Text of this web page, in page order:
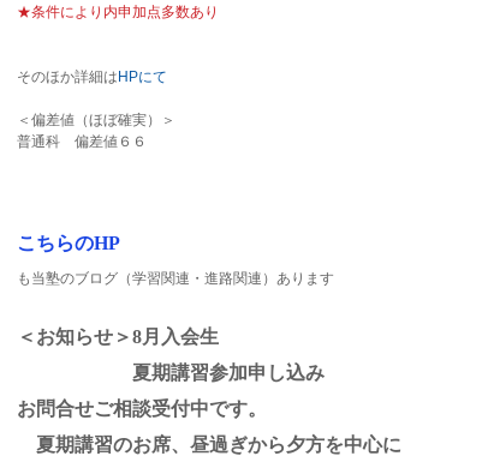
★条件により内申加点多数あり
そのほか詳細はHPにて
＜偏差値（ほぼ確実）＞
普通科　偏差値６６
こちらのHP
も当塾のブログ（学習関連・進路関連）あります
＜お知らせ＞8月入会生
夏期講習参加申し込み
お問合せご相談受付中です。
夏期講習のお席、昼過ぎから夕方を中心に